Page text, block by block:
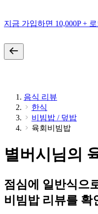
지금 가입하면 10,000P +
음식 리뷰
한식
비빔밥 / 덮밥
육회비빔밥
별버시님의
점심에 일반식으
비빔밥 리뷰를 확